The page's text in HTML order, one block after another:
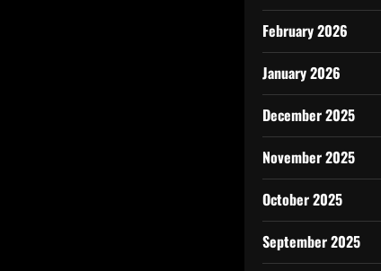
February 2026
January 2026
December 2025
November 2025
October 2025
September 2025